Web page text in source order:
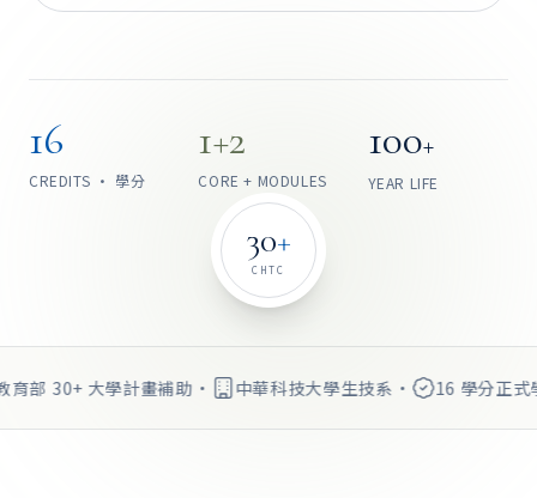
16
CREDITS · 學分
1+2
CORE + MODULES
100+
YEAR LIFE
囊
87
MODULE
02
AI 科
MODULE
01
智慧樂
30+
CHTC
育部 30+ 大學計畫補助· 中華科技大學生技系· 16 學分正式